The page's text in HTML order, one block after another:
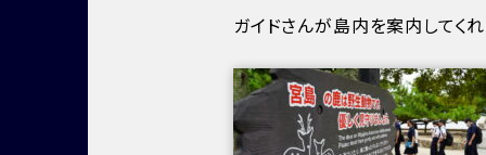
ガイドさんが島内を案内してくれ